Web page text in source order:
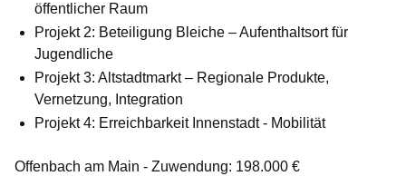
öffentlicher Raum
Projekt 2: Beteiligung Bleiche – Aufenthaltsort für
Jugendliche
Projekt 3: Altstadtmarkt – Regionale Produkte,
Vernetzung, Integration
Projekt 4: Erreichbarkeit Innenstadt - Mobilität
Offenbach am Main - Zuwendung: 198.000 €